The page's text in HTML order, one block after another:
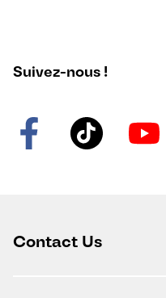
Suivez-nous !
Contact Us